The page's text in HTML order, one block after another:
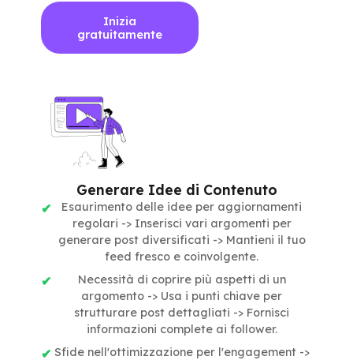
Inizia
gratuitamente
Generare Idee di Contenuto
Esaurimento delle idee per aggiornamenti
regolari -> Inserisci vari argomenti per
generare post diversificati -> Mantieni il tuo
feed fresco e coinvolgente.
Necessità di coprire più aspetti di un
argomento -> Usa i punti chiave per
strutturare post dettagliati -> Fornisci
informazioni complete ai follower.
Sfide nell'ottimizzazione per l'engagement ->